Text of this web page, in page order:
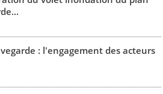
: l'engagement des acteurs